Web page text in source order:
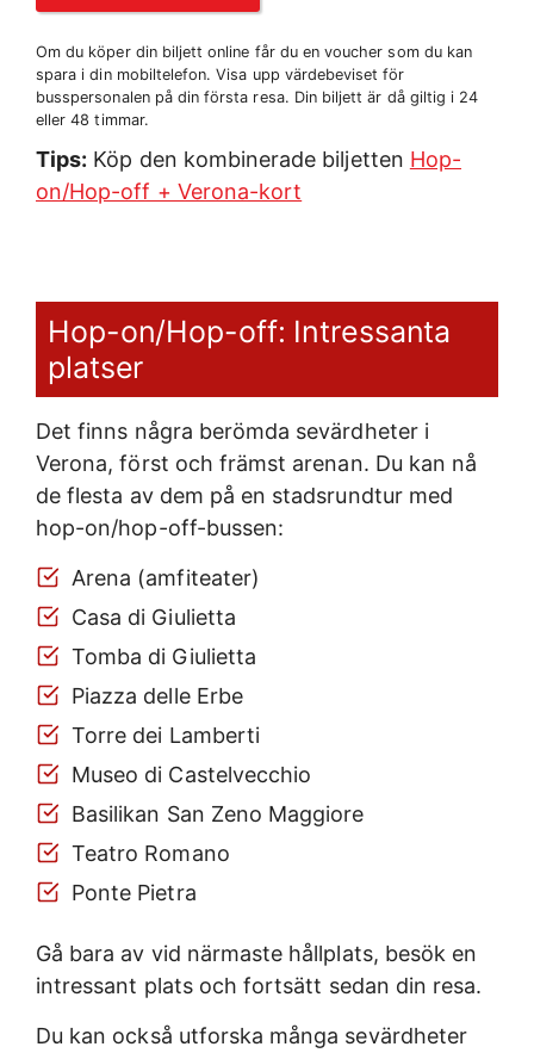
Om du köper din biljett online får du en voucher som du kan
spara i din mobiltelefon. Visa upp värdebeviset för
busspersonalen på din första resa. Din biljett är då giltig i 24
eller 48 timmar.
Tips: Köp den kombinerade biljetten Hop-
on/Hop-off + Verona-kort
Hop-on/Hop-off: Intressanta
platser
Det finns några berömda sevärdheter i
Verona, först och främst arenan. Du kan nå
de flesta av dem på en stadsrundtur med
hop-on/hop-off-bussen:
Arena (amfiteater)
Casa di Giulietta
Tomba di Giulietta
Piazza delle Erbe
Torre dei Lamberti
Museo di Castelvecchio
Basilikan San Zeno Maggiore
Teatro Romano
Ponte Pietra
Gå bara av vid närmaste hållplats, besök en
intressant plats och fortsätt sedan din resa.
Du kan också utforska många sevärdheter